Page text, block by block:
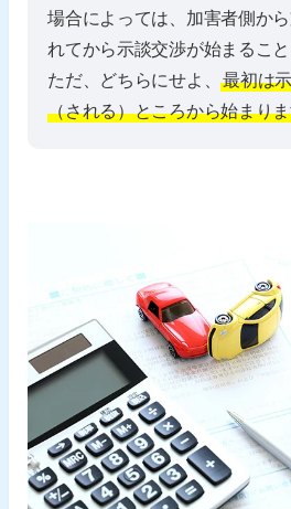
場合によっては、加害者側か
れてから示談交渉が始まること
ただ、どちらにせよ、最初は
（される）ところから始まり